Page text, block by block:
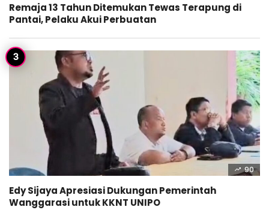
Remaja 13 Tahun Ditemukan Tewas Terapung di
Pantai, Pelaku Akui Perbuatan
90
Edy Sijaya Apresiasi Dukungan Pemerintah
Wanggarasi untuk KKNT UNIPO